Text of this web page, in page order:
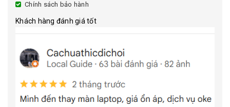
Chính sách bảo hành
Khách hàng đánh giá tốt